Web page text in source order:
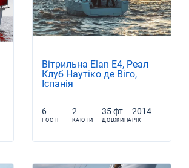
Вітрильна Elan E4, Реал
Клуб Наутіко де Віго,
Іспанія
6
ГОСТІ
2
КАЮТИ
35 фт
ДОВЖИНА
2014
РІК